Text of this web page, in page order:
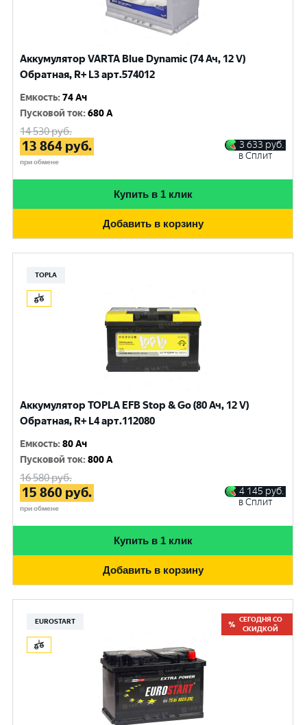
Аккумулятор VARTA Blue Dynamic (74 Ач, 12 V)
Обратная, R+ L3 арт.574012
Емкость:74 Ач
Пусковой ток:680 A
14 530руб.
13 864 руб.
при обмене
3 633 руб.
в Сплит
Купить в 1 клик
Добавить в корзину
TOPLA
Аккумулятор TOPLA EFB Stop & Go (80 Ач, 12 V)
Обратная, R+ L4 арт.112080
Емкость:80 Ач
Пусковой ток:800 A
16 580руб.
15 860 руб.
при обмене
4 145 руб.
в Сплит
Купить в 1 клик
Добавить в корзину
EUROSTART
СЕГОДНЯ СО
СКИДКОЙ